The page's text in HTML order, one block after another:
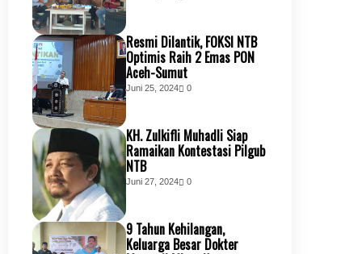
Resmi Dilantik, FOKSI NTB
Optimis Raih 2 Emas PON
Aceh-Sumut
Juni 25, 2024 0
KH. Zulkifli Muhadli Siap
Ramaikan Kontestasi Pilgub
NTB
Juni 27, 2024 0
9 Tahun Kehilangan,
Keluarga Besar Dokter